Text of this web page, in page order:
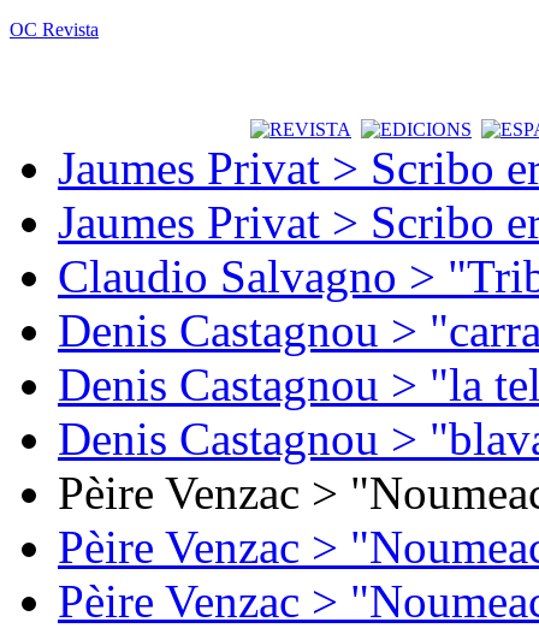
OC Revista
Jaumes Privat > Scribo
Jaumes Privat > Scribo
Claudio Salvagno >
Denis Castagnou >
Denis Castagnou > "la
Denis Castagnou >
Pèire Venzac >
Pèire Venzac >
Pèire Venzac >